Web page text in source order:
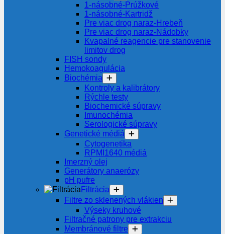
1-násobné-Prúžkové
1-násobné-Kartridž
Pre viac drog naraz-Hrebeň
Pre viac drog naraz-Nádobky
Kvapalné reagencie pre stanovenie
limitov drog
FISH sondy
Hemokoagulácia
Biochémia
Kontroly a kalibrátory
Rýchle testy
Biochemické súpravy
Imunochémia
Serologické súpravy
Genetické médiá
Cytogenetika
RPMI1640 médiá
Imerzný olej
Generátory anaerózy
pH pufre
Filtrácia
Filtre zo sklenených vlákien
Výseky kruhové
Filtračné patrony pre extrakciu
Membránové filtre